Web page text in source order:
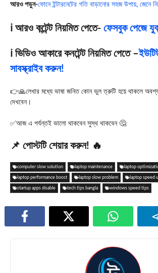
আরও পড়ুন-ফোনে ইন্টারনেটের গতি বাড়ানোর সহজ উপায়, জেনে
ℹ️ আরও কন্টেন্ট নিয়মিত পেতে- ফেসবুক পেজে
ℹ️ ভিডিও আকারে কনটেন্ট নিয়মিত পেতে –
সাবস্ক্রাইব করুন!
👉🙏লেখার মধ্যে ভাষা জনিত কোন ভুল ত্রুটি হয়ে থাকলে অবশ্যই
দেখবেন।
✅আজ এ পর্যন্তই ভালো থাকবেন সুস্থ থাকবেন 🤔
📌 পোস্টটি শেয়ার করুন! 🔥
computer slow solution laptop maintenance laptop
laptop performance boost laptop slow problem laptop speed
startup apps disable tech tips bangla windows speed tips